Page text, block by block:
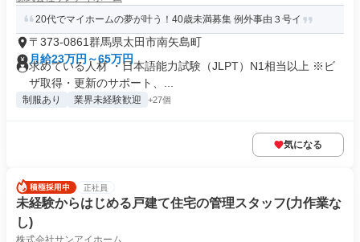
20代でマイホームの夢が叶う！40歳未満募集 例外事由３号イ
〒373-0861群馬県太田市南矢島町
月給23万円～65万円
求めている人材 ・日本語能力試験（JLPT）N1相当以上 ※ビ
ザ取得・更新のサポート、...
制服あり 業界未経験歓迎 +27個
気になる
正社員
未経験からはじめる戸建て住宅の管理スタッフ(力作業な
し)
株式会社サンアイホーム